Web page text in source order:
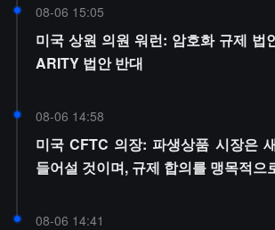
08-06 15:05
미국 상원 의원 워런: 암호화 규제 법
ARITY 법안 반대
08-06 14:58
미국 CFTC 의장: 파생상품 시장은
들어설 것이며, 규제 합의를 맹목적으
08-06 14:41